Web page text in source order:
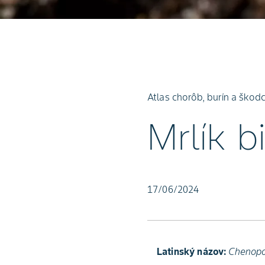
Atlas chorôb, burín a
Mrlík
17/06/2024
Latinský názov: